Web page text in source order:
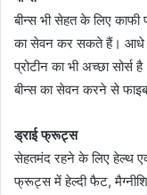
बीन्स भी सेहत के लिए
का सेवन कर सकते हैं। आधे
प्रोटीन का भी अच्छा
बीन्स का सेवन करने से
ड्राई फ्रूट्स
सेहतमंद रहने के लिए हेल्थ
फ्रूट्स में हेल्दी फैट,